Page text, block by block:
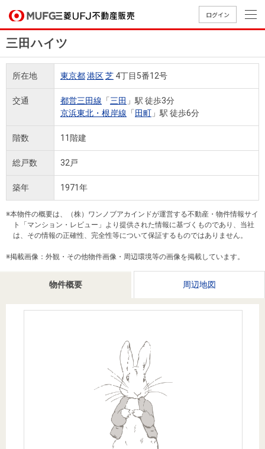
ログイン
買いたいTOP
中古
マン
ショ
ンを
探す
築・
中古
一戸
建て
を探
売りたいTOP
無
料
査
定
却
相
談
売却
周辺相場
検索
店舗案内TOP
店舗のご
案内（首
都圏）
案内（名
古屋）
案内（関
西）
会社情報TOP
ごあいさ
つ
要
Way
経営ビジ
ョン
組織図
役員一
覧
ニュース
採用情報TOP
新卒採用
情報
採用情報
買いたい
売りたい
採用情報
法人のお客さま
提携企業にお勤めの方
三田ハイツ
物件概要 周辺地図
所在地 東京都港区芝 4丁目5番12号
交通 都営三田線 「三田 」駅 徒歩3分
京浜東北・根岸線 「 田町 」駅 徒歩6分
階数 11階建
総戸数 32戸
築年 1971年
※本物件の概要は、（株）ワンノブアカインドが運営する不動産・物件情報サイ
ト「マンション・レビュー」より提供された情報に基づくものであり、当社
は、その情報の正確性、完全性等について保証するものではありません。
※掲載画像：外観・その他物件画像・周辺環境等の画像を掲載しています。